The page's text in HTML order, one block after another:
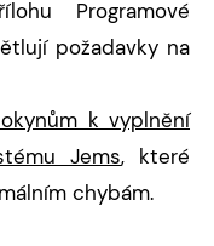
Programové
požadavky na
k vyplnění
Jems, které
chybám.